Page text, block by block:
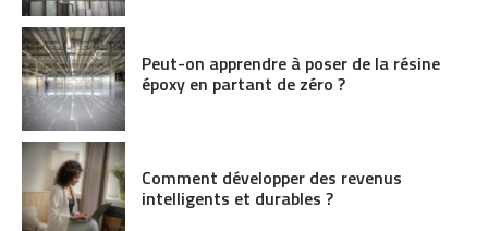
Peut-on apprendre à poser de la résine
époxy en partant de zéro ?
Comment développer des revenus
intelligents et durables ?